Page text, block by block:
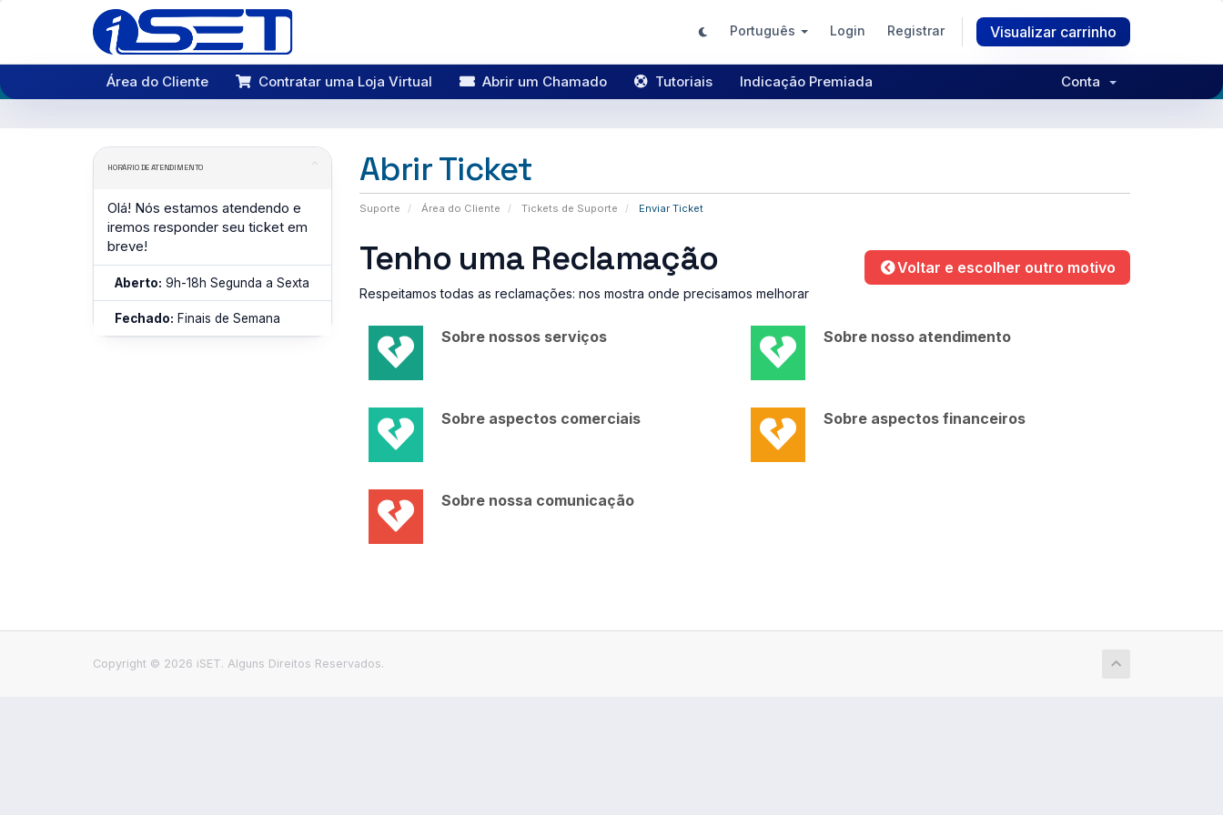
Português Login Registrar Visualizar carrinho
Área do Cliente Contratar uma Loja Virtual Abrir um Chamado Tutoriais Indicação Premiada Conta
Abrir Ticket
Suporte Área do Cliente Tickets de Suporte Enviar Ticket
HORÁRIO DE ATENDIMENTO
Olá! Nós estamos atendendo e
iremos responder seu ticket em
breve!
Aberto: 9h-18h Segunda a Sexta
Fechado: Finais de Semana
Tenho uma Reclamação Voltar e escolher outro motivo
Respeitamos todas as reclamações: nos mostra onde precisamos melhorar
Sobre nossos serviços Sobre nosso atendimento
Sobre aspectos comerciais Sobre aspectos financeiros
Sobre nossa comunicação
Copyright © 2026 iSET. Alguns Direitos Reservados.